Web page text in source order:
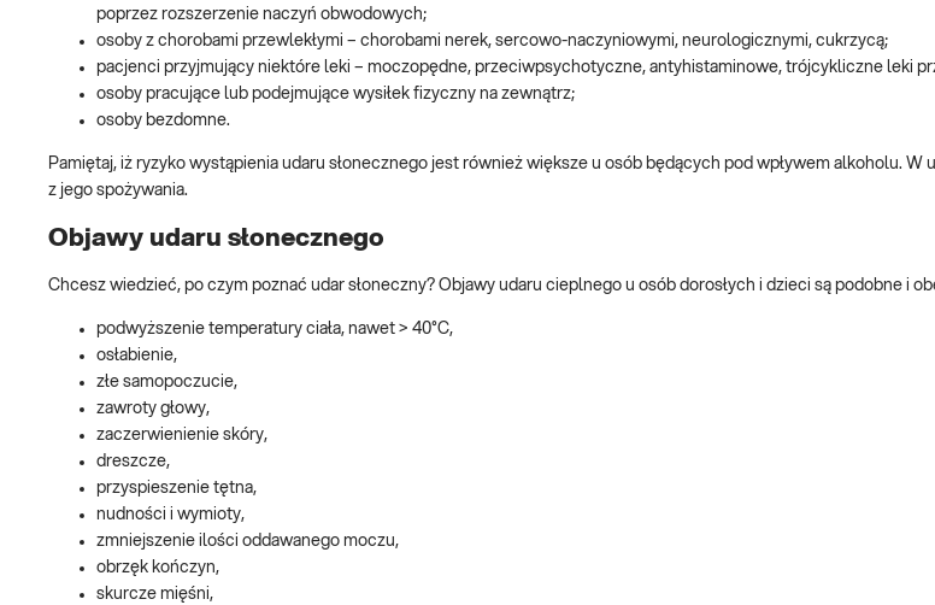
poprzez rozszerzenie naczyń obwodowych;
osoby z chorobami przewlekłymi – chorobami nerek, sercowo-naczyniowymi, neurologicznymi, cukrzycą;
pacjenci przyjmujący niektóre leki – moczopędne, przeciwpsychotyczne, antyhistaminowe, trójcykliczne leki
osoby pracujące lub podejmujące wysiłek fizyczny na zewnątrz;
osoby bezdomne.
Pamiętaj, iż ryzyko wystąpienia udaru słonecznego jest również większe u osób będących pod wpływem alkoholu. W
z jego spożywania.
Objawy udaru słonecznego
Chcesz wiedzieć, po czym poznać udar słoneczny? Objawy udaru cieplnego u osób dorosłych i dzieci są podobne i
podwyższenie temperatury ciała, nawet > 40°C,
osłabienie,
złe samopoczucie,
zawroty głowy,
zaczerwienienie skóry,
dreszcze,
przyspieszenie tętna,
nudności i wymioty,
zmniejszenie ilości oddawanego moczu,
obrzęk kończyn,
skurcze mięśni,